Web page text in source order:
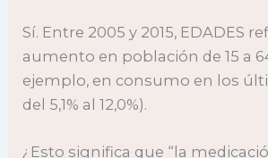
Sí. Entre 2005 y 2015, EDADES
aumento en población de 15 a
ejemplo, en consumo en los
del 5,1% al 12,0%).
¿Esto significa que “la